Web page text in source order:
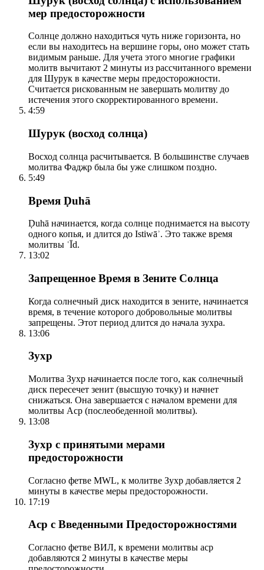
мер предосторожности
Солнце должно находиться чуть ниже горизонта, но
если вы находитесь на вершине горы, оно может стать
видимым раньше. Для учета этого многие графики
молитв вычитают 2 минуты из рассчитанного времени
для Шурук в качестве меры предосторожности.
Считается рискованным не завершать молитву до
истечения этого скорректированного времени.
4:59
Шурук (восход солнца)
Восход солнца расчитывается. В большинстве случаев
молитва Фаджр была бы уже слишком поздно.
5:49
Время Ḍuhā
Ḍuhā начинается, когда солнце поднимается на высоту
одного копья, и длится до Istiwāʾ. Это также время
молитвы ʿĪd.
13:02
Запрещенное Время в Зените Солнца
Когда солнечный диск находится в зените, начинается
время, в течение которого добровольные молитвы
запрещены. Этот период длится до начала зухра.
13:06
Зухр
Молитва Зухр начинается после того, как солнечный
диск пересечет зенит (высшую точку) и начнет
снижаться. Она завершается с началом времени для
молитвы Аср (послеобеденной молитвы).
13:08
Зухр с принятыми мерами
предосторожности
Согласно фетве MWL, к молитве Зухр добавляется 2
минуты в качестве меры предосторожности.
17:19
Аср с Введенными Предосторожностями
Согласно фетве ВИЛ, к времени молитвы аср
добавляются 2 минуты в качестве меры